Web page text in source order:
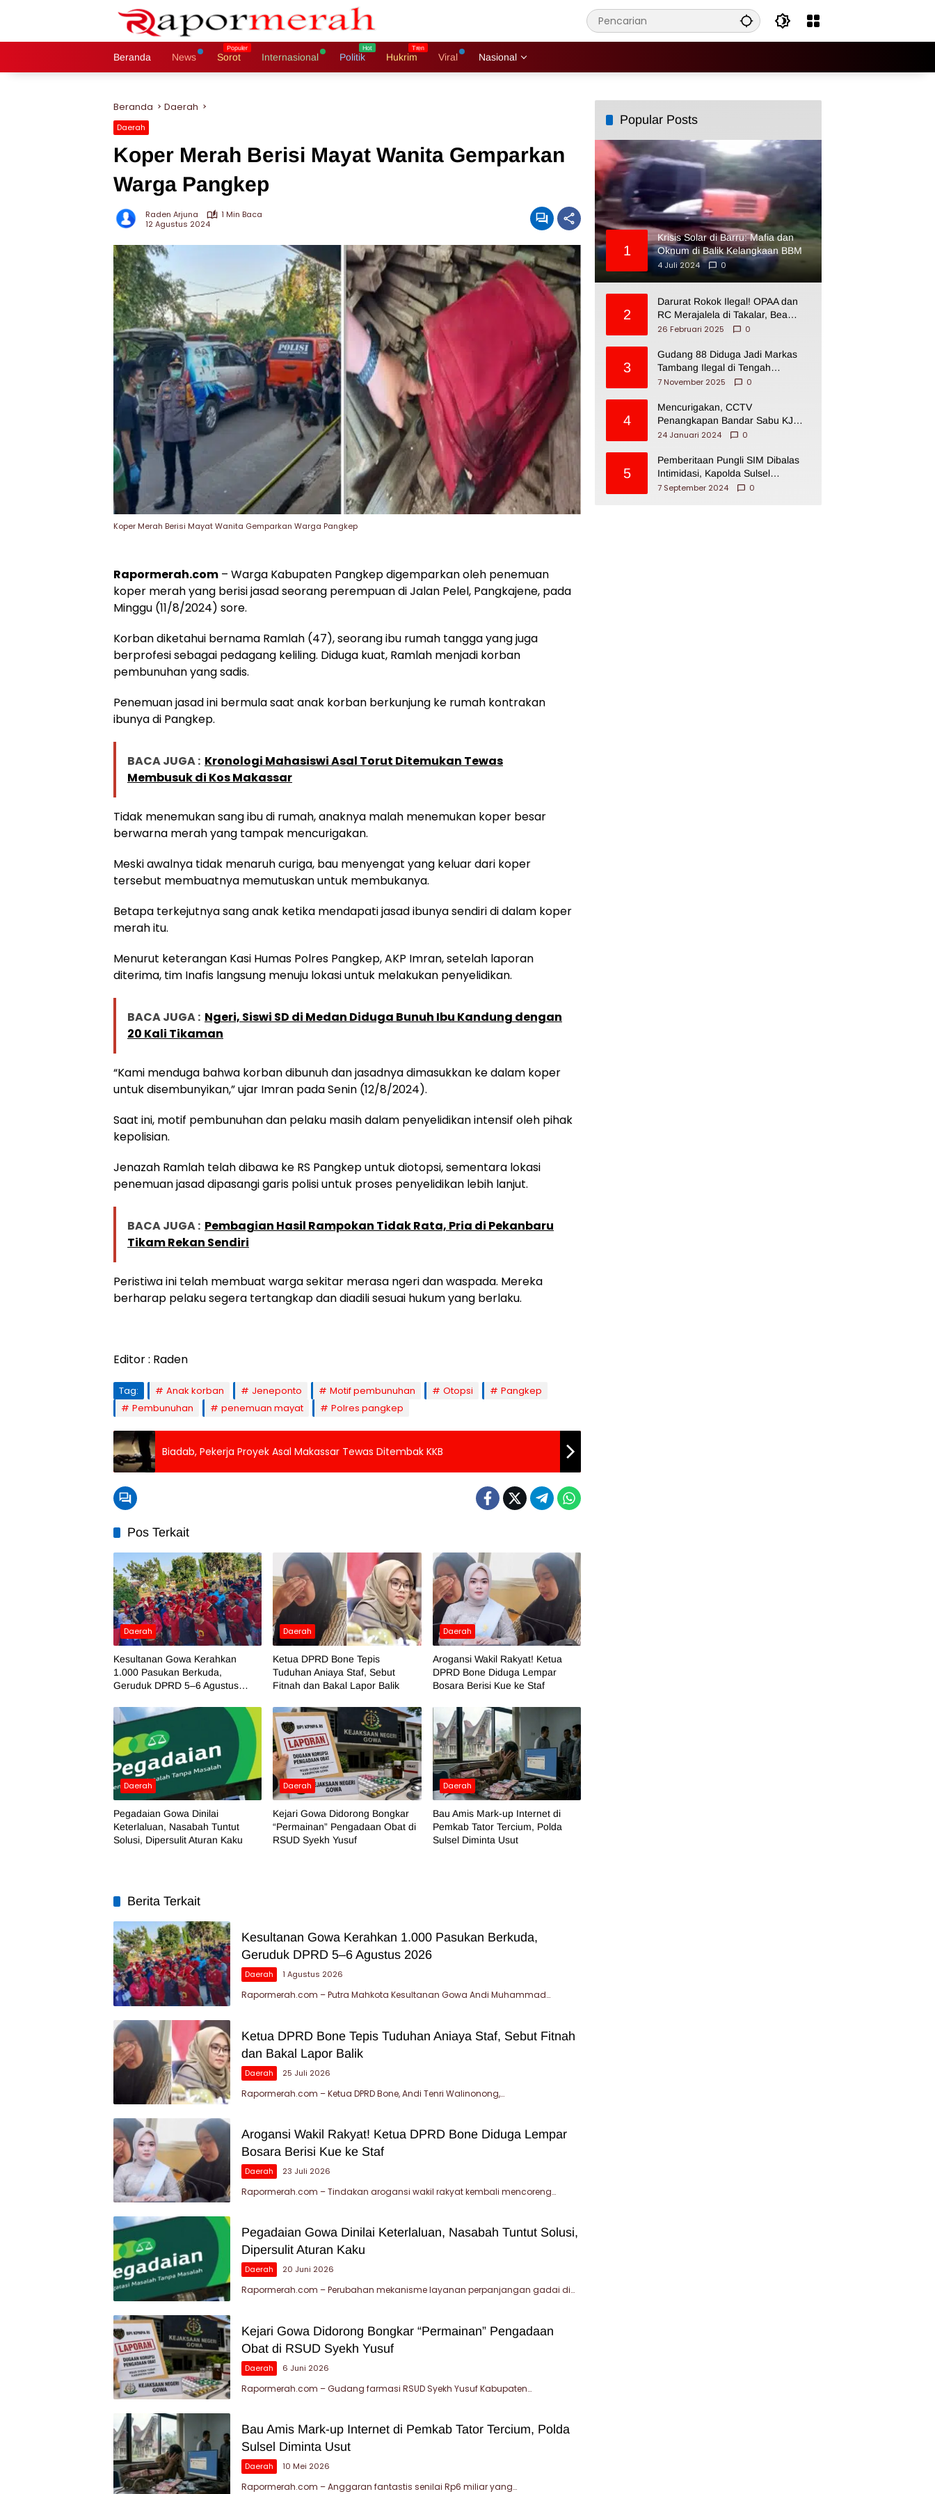
Beranda News Sorot Internasional Politik Hukrim Viral Nasional
Beranda Daerah
Daerah
Koper Merah Berisi Mayat Wanita Gemparkan
Warga Pangkep
Raden Arjuna
1 Min Baca
12 Agustus 2024
Koper Merah Berisi Mayat Wanita Gemparkan Warga Pangkep
Rapormerah.com – Warga Kabupaten Pangkep digemparkan oleh penemuan
koper merah yang berisi jasad seorang perempuan di Jalan Pelel, Pangkajene, pada
Minggu (11/8/2024) sore.
Korban diketahui bernama Ramlah (47), seorang ibu rumah tangga yang juga
berprofesi sebagai pedagang keliling. Diduga kuat, Ramlah menjadi korban
pembunuhan yang sadis.
Penemuan jasad ini bermula saat anak korban berkunjung ke rumah kontrakan
ibunya di Pangkep.
BACA JUGA : Kronologi Mahasiswi Asal Torut Ditemukan Tewas
Membusuk di Kos Makassar
Tidak menemukan sang ibu di rumah, anaknya malah menemukan koper besar
berwarna merah yang tampak mencurigakan.
Meski awalnya tidak menaruh curiga, bau menyengat yang keluar dari koper
tersebut membuatnya memutuskan untuk membukanya.
Betapa terkejutnya sang anak ketika mendapati jasad ibunya sendiri di dalam koper
merah itu.
Menurut keterangan Kasi Humas Polres Pangkep, AKP Imran, setelah laporan
diterima, tim Inafis langsung menuju lokasi untuk melakukan penyelidikan.
BACA JUGA : Ngeri, Siswi SD di Medan Diduga Bunuh Ibu Kandung dengan
20 Kali Tikaman
“Kami menduga bahwa korban dibunuh dan jasadnya dimasukkan ke dalam koper
untuk disembunyikan,” ujar Imran pada Senin (12/8/2024).
Saat ini, motif pembunuhan dan pelaku masih dalam penyelidikan intensif oleh pihak
kepolisian.
Jenazah Ramlah telah dibawa ke RS Pangkep untuk diotopsi, sementara lokasi
penemuan jasad dipasangi garis polisi untuk proses penyelidikan lebih lanjut.
BACA JUGA : Pembagian Hasil Rampokan Tidak Rata, Pria di Pekanbaru
Tikam Rekan Sendiri
Peristiwa ini telah membuat warga sekitar merasa ngeri dan waspada. Mereka
berharap pelaku segera tertangkap dan diadili sesuai hukum yang berlaku.
Editor : Raden
Tag: Anak korban Jeneponto Motif pembunuhan Otopsi
Pangkep
Pembunuhan
penemuan mayat Polres pangkep
Biadab, Pekerja Proyek Asal Makassar Tewas Ditembak KKB
Pos Terkait
Daerah
Kesultanan Gowa Kerahkan
1.000 Pasukan Berkuda,
Geruduk DPRD 5–6 Agustus
Daerah
Ketua DPRD Bone Tepis
Tuduhan Aniaya Staf, Sebut
Fitnah dan Bakal Lapor Balik
Daerah
Arogansi Wakil Rakyat! Ketua
DPRD Bone Diduga Lempar
Bosara Berisi Kue ke Staf
Daerah
Pegadaian Gowa Dinilai
Keterlaluan, Nasabah Tuntut
Solusi, Dipersulit Aturan Kaku
Daerah
Kejari Gowa Didorong Bongkar
“Permainan” Pengadaan Obat di
RSUD Syekh Yusuf
Daerah
Bau Amis Mark-up Internet di
Pemkab Tator Tercium, Polda
Sulsel Diminta Usut
Berita Terkait
Kesultanan Gowa Kerahkan 1.000 Pasukan Berkuda,
Geruduk DPRD 5–6 Agustus 2026
Daerah 1 Agustus 2026
Rapormerah.com – Putra Mahkota Kesultanan Gowa Andi Muhammad…
Ketua DPRD Bone Tepis Tuduhan Aniaya Staf, Sebut Fitnah
dan Bakal Lapor Balik
Daerah 25 Juli 2026
Rapormerah.com – Ketua DPRD Bone, Andi Tenri Walinonong,…
Arogansi Wakil Rakyat! Ketua DPRD Bone Diduga Lempar
Bosara Berisi Kue ke Staf
Daerah 23 Juli 2026
Rapormerah.com – Tindakan arogansi wakil rakyat kembali mencoreng…
Pegadaian Gowa Dinilai Keterlaluan, Nasabah Tuntut Solusi,
Dipersulit Aturan Kaku
Daerah 20 Juni 2026
Rapormerah.com – Perubahan mekanisme layanan perpanjangan gadai di…
Kejari Gowa Didorong Bongkar “Permainan” Pengadaan
Obat di RSUD Syekh Yusuf
Daerah 6 Juni 2026
Rapormerah.com – Gudang farmasi RSUD Syekh Yusuf Kabupaten…
Bau Amis Mark-up Internet di Pemkab Tator Tercium, Polda
Sulsel Diminta Usut
Daerah 10 Mei 2026
Rapormerah.com – Anggaran fantastis senilai Rp6 miliar yang…
Popular Posts
1
Krisis Solar di Barru: Mafia dan
Oknum di Balik Kelangkaan BBM
4 Juli 2024
0
2
Darurat Rokok Ilegal! OPAA dan
RC Merajalela di Takalar, Bea
Cukai Impoten
26 Februari 2025 0
3
Gudang 88 Diduga Jadi Markas
Tambang Ilegal di Tengah
Permukiman Warga Makassar
7 November 2025 0
4
Mencurigakan, CCTV
Penangkapan Bandar Sabu KJ
Disita Oknum BNNP Sulsel
24 Januari 2024 0
5
Pemberitaan Pungli SIM Dibalas
Intimidasi, Kapolda Sulsel
Dikecam PJI Sulsel
7 September 2024 0